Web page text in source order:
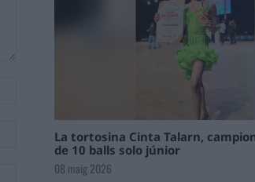
La tortosina Cinta Talarn,
de 10 balls solo júnior
08 maig 2026